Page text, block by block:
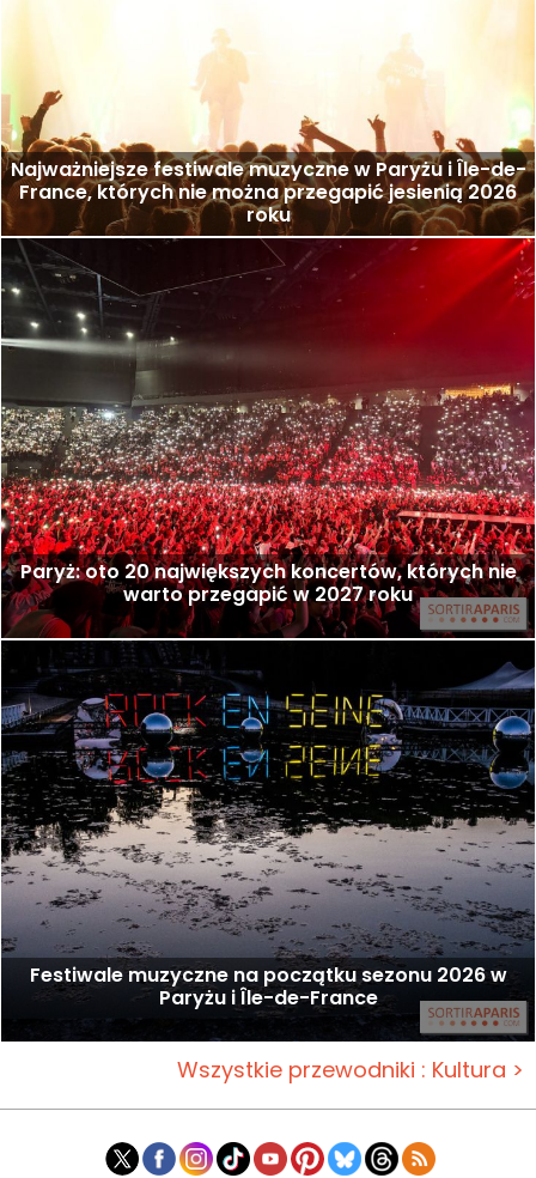
Najważniejsze festiwale muzyczne w Paryżu i Île-de-
France, których nie można przegapić jesienią 2026
roku
Paryż: oto 20 największych koncertów, których nie
warto przegapić w 2027 roku
Festiwale muzyczne na początku sezonu 2026 w
Paryżu i Île-de-France
Wszystkie przewodniki : Kultura >